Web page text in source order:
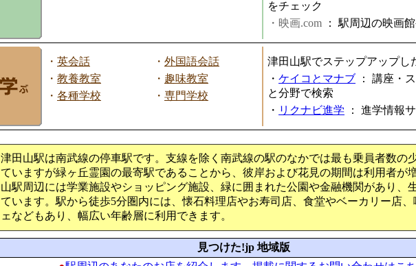
をチェック
・映画.com ： 駅周辺の映画
・ 英会話 ・ 外国語会話
・ 教養教室 ・ 趣味教室
・ 各種学校 ・ 専門学校
津田山駅でステップアップし
・ ケイコとマナブ ： 講座・
と分野で検索
・ リクナビ進学 ： 進学情報
津田山駅は南武線の停車駅です。支線を除く南武線の駅のなかでは最も乗員者数の
ていますが緑ヶ丘霊園の最寄駅であることから、彼岸および花見の期間は利用者が
山駅周辺には学業施設やショッピング施設、緑に囲まれた公園や金融機関があり、
ています。駅から徒歩5分圏内には、懐石料理店やお寿司店、食堂やベーカリー店、
ェなどもあり、幅広い年齢層に利用できます。
見つけた!jp 地域版